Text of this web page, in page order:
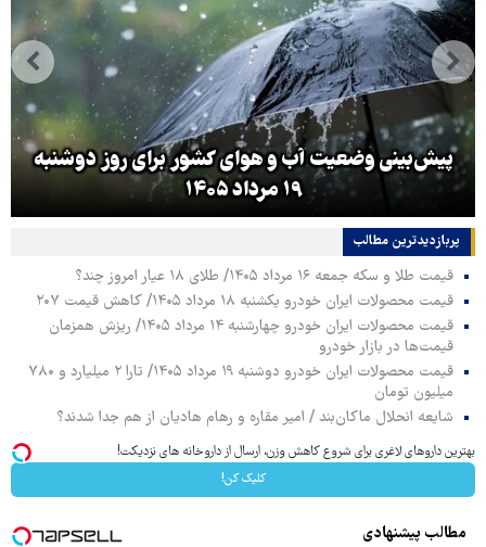
پیش‌بینی وضعیت آب و هوای کشور برای روز دوشنبه
۱۹ مرداد ۱۴۰۵
پربازدیدترین‌ مطالب
قیمت طلا و سکه جمعه ۱۶ مرداد ۱۴۰۵/ طلای ۱۸ عیار امروز چند؟
قیمت محصولات ایران خودرو یکشنبه ۱۸ مرداد ۱۴۰۵/ کاهش قیمت ۲۰۷
قیمت محصولات ایران خودرو چهارشنبه ۱۴ مرداد ۱۴۰۵/ ریزش همزمان
قیمت‌ها در بازار خودرو
قیمت محصولات ایران خودرو دوشنبه ۱۹ مرداد ۱۴۰۵/ تارا ۲ میلیارد و ۷۸۰
میلیون تومان
شایعه انحلال ماکان‌بند / امیر مقاره و رهام هادیان از هم جدا شدند؟
بهترین داروهای لاغری برای شروع کاهش وزن، ارسال از داروخانه های نزدیکت!
کلیک کن!
مطالب پیشنهادی